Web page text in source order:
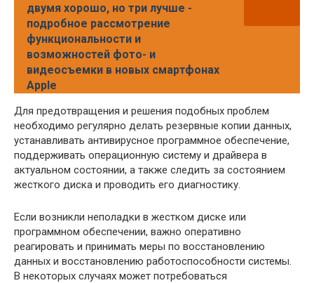
двумя хорошо, но три лучше -
подробное рассмотрение
функциональности и
возможностей фото- и
видеосъемки в новых смартфонах
Apple
Для предотвращения и решения подобных проблем
необходимо регулярно делать резервные копии данных,
устанавливать антивирусное программное обеспечение,
поддерживать операционную систему и драйвера в
актуальном состоянии, а также следить за состоянием
жесткого диска и проводить его диагностику.
Если возникли неполадки в жестком диске или
программном обеспечении, важно оперативно
реагировать и принимать меры по восстановлению
данных и восстановлению работоспособности системы.
В некоторых случаях может потребоваться